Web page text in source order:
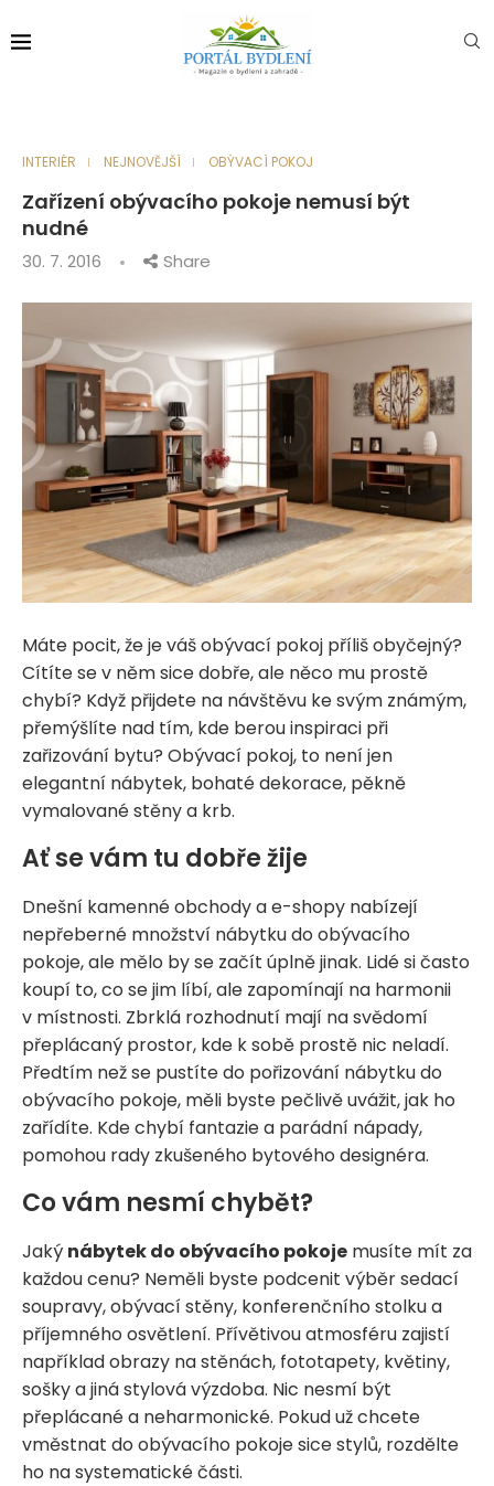
INTERIÉR NEJNOVĚJŠÍ OBÝVACÍ POKOJ
Zařízení obývacího pokoje nemusí být
nudné
30. 7. 2016 Share
Máte pocit, že je váš obývací pokoj příliš obyčejný?
Cítíte se v něm sice dobře, ale něco mu prostě
chybí? Když přijdete na návštěvu ke svým známým,
přemýšlíte nad tím, kde berou inspiraci při
zařizování bytu? Obývací pokoj, to není jen
elegantní nábytek, bohaté dekorace, pěkně
vymalované stěny a krb.
Ať se vám tu dobře žije
Dnešní kamenné obchody a e-shopy nabízejí
nepřeberné množství nábytku do obývacího
pokoje, ale mělo by se začít úplně jinak. Lidé si často
koupí to, co se jim líbí, ale zapomínají na harmonii
v místnosti. Zbrklá rozhodnutí mají na svědomí
přeplácaný prostor, kde k sobě prostě nic neladí.
Předtím než se pustíte do pořizování nábytku do
obývacího pokoje, měli byste pečlivě uvážit, jak ho
zařídíte. Kde chybí fantazie a parádní nápady,
pomohou rady zkušeného bytového designéra.
Co vám nesmí chybět?
Jaký nábytek do obývacího pokoje musíte mít za
každou cenu? Neměli byste podcenit výběr sedací
soupravy, obývací stěny, konferenčního stolku a
příjemného osvětlení. Přívětivou atmosféru zajistí
například obrazy na stěnách, fototapety, květiny,
sošky a jiná stylová výzdoba. Nic nesmí být
přeplácané a neharmonické. Pokud už chcete
vměstnat do obývacího pokoje sice stylů, rozdělte
ho na systematické části.